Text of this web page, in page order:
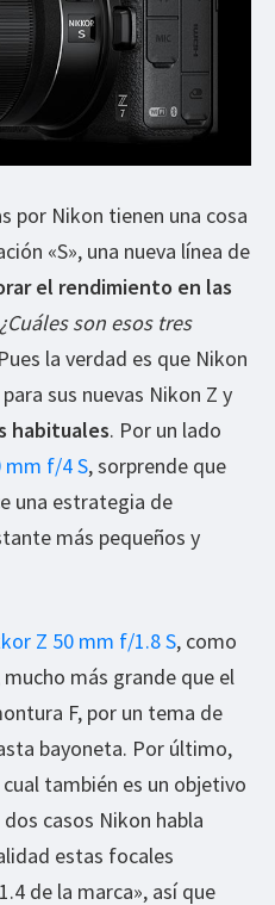
por Nikon tienen una cosa
«S», una nueva línea de
el rendimiento en las
¿Cuáles son esos tres
la verdad es que Nikon
sus nuevas Nikon Z y
habituales. Por un lado
mm f/4 S, sorprende que
una estrategia de
más pequeños y
Z 50 mm f/1.8 S, como
más grande que el
F, por un tema de
bayoneta. Por último,
cual también es un objetivo
casos Nikon habla
estas focales
de la marca», así que